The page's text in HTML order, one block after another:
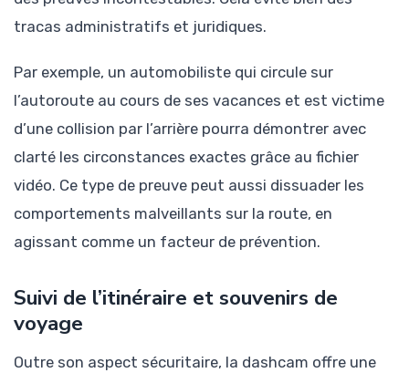
tracas administratifs et juridiques.
Par exemple, un automobiliste qui circule sur
l’autoroute au cours de ses vacances et est victime
d’une collision par l’arrière pourra démontrer avec
clarté les circonstances exactes grâce au fichier
vidéo. Ce type de preuve peut aussi dissuader les
comportements malveillants sur la route, en
agissant comme un facteur de prévention.
Suivi de l’itinéraire et souvenirs de
voyage
Outre son aspect sécuritaire, la dashcam offre une